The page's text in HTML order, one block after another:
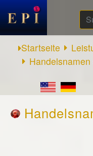
...
Startseite